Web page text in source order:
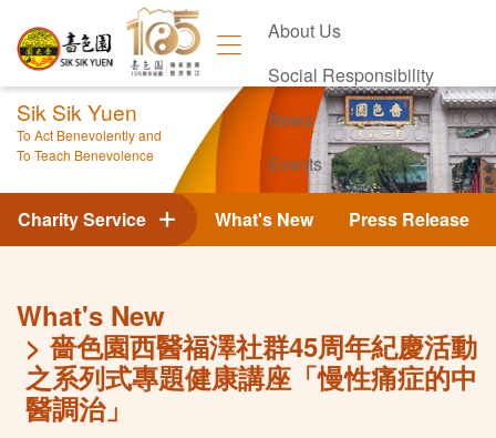
About Us
Social Responsibility
News
Events
Contact Us
Sik Sik Yuen
To Act Benevolently and
To Teach Benevolence
What's New Press Release
Charity Service
What's New
嗇色園西醫福澤社群45周年紀慶活動
之系列式專題健康講座「慢性痛症的中
醫調治」